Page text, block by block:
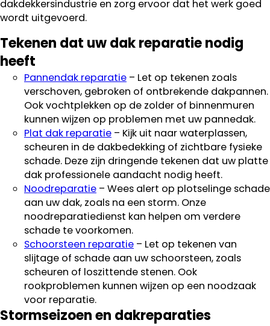
dakdekkersindustrie en zorg ervoor dat het werk goed
wordt uitgevoerd.
Tekenen dat uw dak reparatie nodig
heeft
Pannendak reparatie – Let op tekenen zoals
verschoven, gebroken of ontbrekende dakpannen.
Ook vochtplekken op de zolder of binnenmuren
kunnen wijzen op problemen met uw pannedak.
Plat dak reparatie – Kijk uit naar waterplassen,
scheuren in de dakbedekking of zichtbare fysieke
schade. Deze zijn dringende tekenen dat uw platte
dak professionele aandacht nodig heeft.
Noodreparatie – Wees alert op plotselinge schade
aan uw dak, zoals na een storm. Onze
noodreparatiedienst kan helpen om verdere
schade te voorkomen.
Schoorsteen reparatie – Let op tekenen van
slijtage of schade aan uw schoorsteen, zoals
scheuren of loszittende stenen. Ook
rookproblemen kunnen wijzen op een noodzaak
voor reparatie.
Stormseizoen en dakreparaties